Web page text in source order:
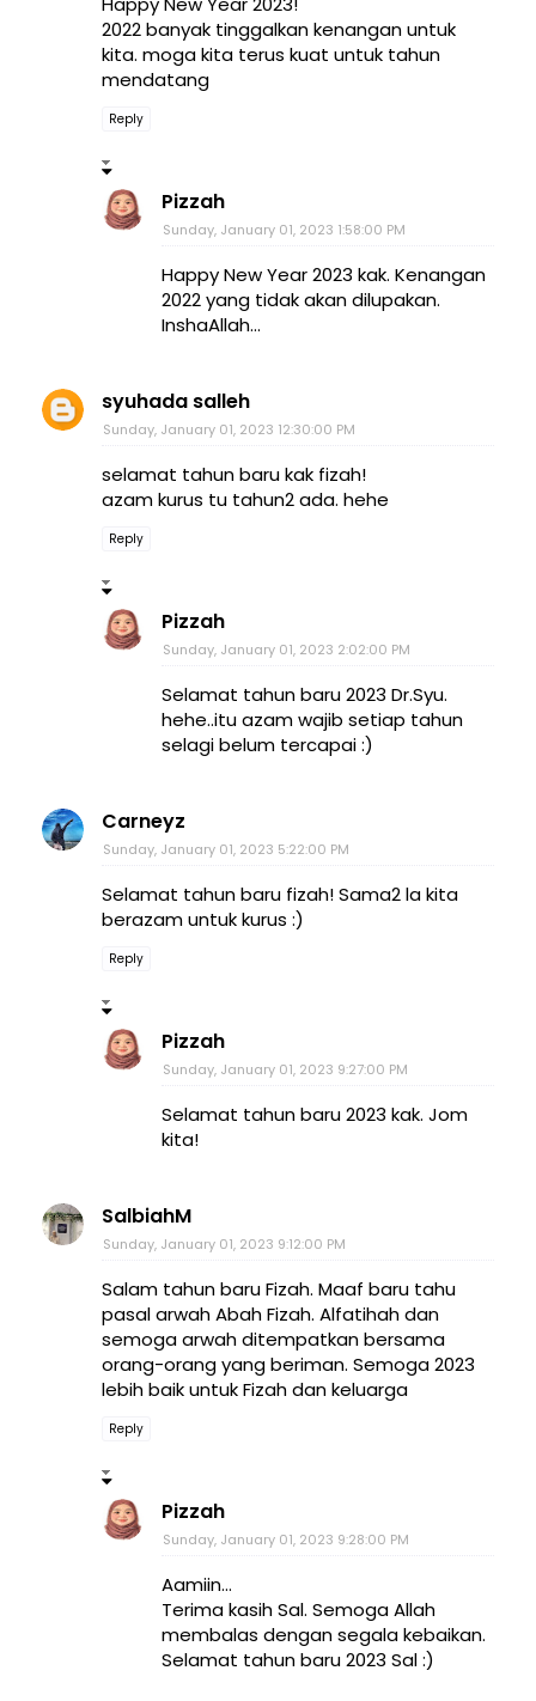
2022 banyak tinggalkan kenangan untuk
kita. moga kita terus kuat untuk tahun
mendatang
Reply
Pizzah
Sunday, January 01, 2023 1:58:00 PM
Happy New Year 2023 kak. Kenangan
2022 yang tidak akan dilupakan.
InshaAllah...
syuhada salleh
Sunday, January 01, 2023 12:30:00 PM
selamat tahun baru kak fizah!
azam kurus tu tahun2 ada. hehe
Reply
Pizzah
Sunday, January 01, 2023 2:02:00 PM
Selamat tahun baru 2023 Dr.Syu.
hehe..itu azam wajib setiap tahun
selagi belum tercapai :)
Carneyz
Sunday, January 01, 2023 5:22:00 PM
Selamat tahun baru fizah! Sama2 la kita
berazam untuk kurus :)
Reply
Pizzah
Sunday, January 01, 2023 9:27:00 PM
Selamat tahun baru 2023 kak. Jom
kita!
SalbiahM
Sunday, January 01, 2023 9:12:00 PM
Salam tahun baru Fizah. Maaf baru tahu
pasal arwah Abah Fizah. Alfatihah dan
semoga arwah ditempatkan bersama
orang-orang yang beriman. Semoga 2023
lebih baik untuk Fizah dan keluarga
Reply
Pizzah
Sunday, January 01, 2023 9:28:00 PM
Aamiin...
Terima kasih Sal. Semoga Allah
membalas dengan segala kebaikan.
Selamat tahun baru 2023 Sal :)